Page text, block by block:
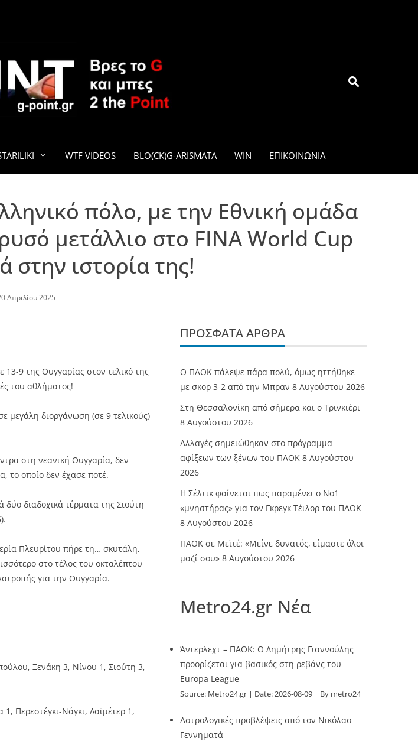
G-POINT.GR
WTF VIDEOS BLO(CK)G-ARISMATA WIN ΕΠΙΚΟΙΝΩΝΊΑ
πόλο, με την Εθνική ομάδα
μετάλλιο στο FINA World Cup
ιστορία της!
Απριλίου 2025
9 της Ουγγαρίας στον τελικό της
του αθλήματος!
μεγάλη διοργάνωση (σε 9 τελικούς)
στη νεανική Ουγγαρία, δεν
το οποίο δεν έχασε ποτέ.
διαδοχικά τέρματα της Σιούτη
Πλευρίτου πήρε τη… σκυτάλη,
στο τέλος του οκταλέπτου
για την Ουγγαρία.
Ξενάκη 3, Νίνου 1, Σιούτη 3,
Περεστέγκι-Νάγκι, Λαϊμέτερ 1,
ΠΡΌΣΦΑΤΑ ΆΡΘΡΑ
Ο ΠΑΟΚ πάλεψε πάρα πολύ, όμως ηττήθηκε
με σκορ 3-2 από την Μπραν 8 Αυγούστου 2026
Στη Θεσσαλονίκη από σήμερα και ο Τρινκιέρι
8 Αυγούστου 2026
Αλλαγές σημειώθηκαν στο πρόγραμμα
αφίξεων των ξένων του ΠΑΟΚ 8 Αυγούστου
2026
Η Σέλτικ φαίνεται πως παραμένει ο Νο1
«μνηστήρας» για τον Γκρεγκ Τέιλορ του ΠΑΟΚ
8 Αυγούστου 2026
ΠΑΟΚ σε Μεϊτέ: «Μείνε δυνατός, είμαστε όλοι
μαζί σου» 8 Αυγούστου 2026
Metro24.gr Νέα
Άντερλεχτ – ΠΑΟΚ: Ο Δημήτρης Γιαννούλης
προορίζεται για βασικός στη ρεβάνς του
Europa League
Source: Metro24.gr Date: 2026-08-09 By metro24
Αστρολογικές προβλέψεις από τον Νικόλαο
Γεννηματά